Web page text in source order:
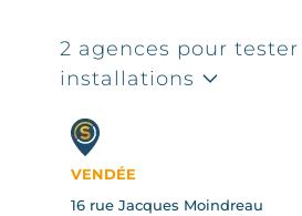
2 agences pour tester
installations
VENDÉE
16 rue Jacques Moindreau